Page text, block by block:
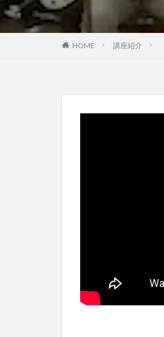
HOME 講座紹介